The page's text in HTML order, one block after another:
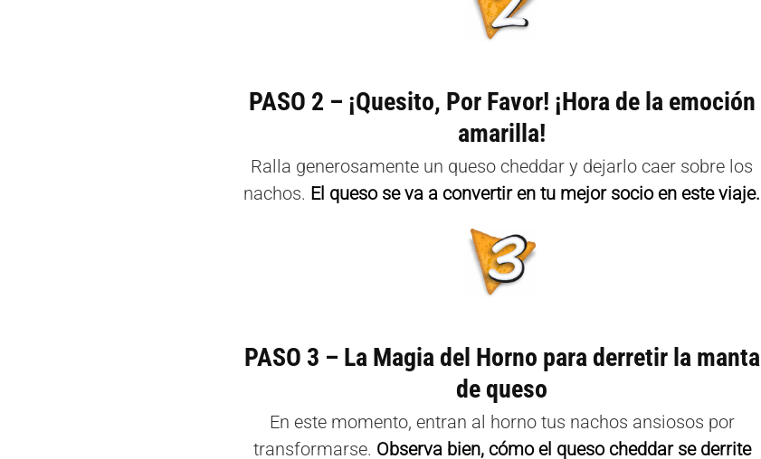
PASO 2 – ¡Quesito, Por Favor! ¡Hora de la emoción
amarilla!
Ralla generosamente un queso cheddar y dejarlo caer sobre los
nachos. El queso se va a convertir en tu mejor socio en este viaje.
PASO 3 – La Magia del Horno para derretir la manta
de queso
En este momento, entran al horno tus nachos ansiosos por
transformarse. Observa bien, cómo el queso cheddar se derrite